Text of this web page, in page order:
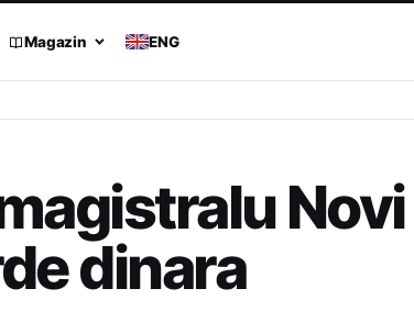
Magazin ENG
Novi
dinara